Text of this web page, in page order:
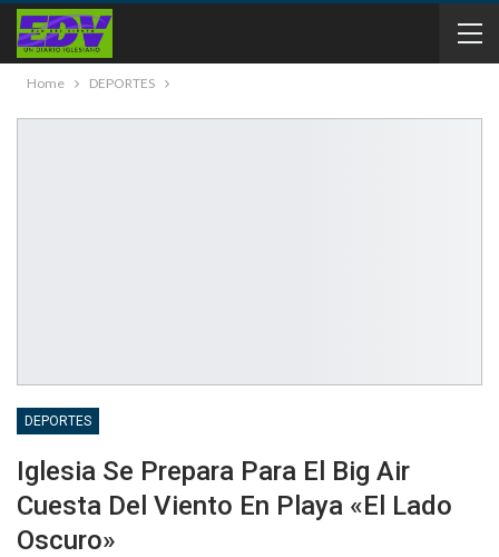
Home DEPORTES
DEPORTES
Iglesia Se Prepara Para El Big Air
Cuesta Del Viento En Playa «El Lado
Oscuro»